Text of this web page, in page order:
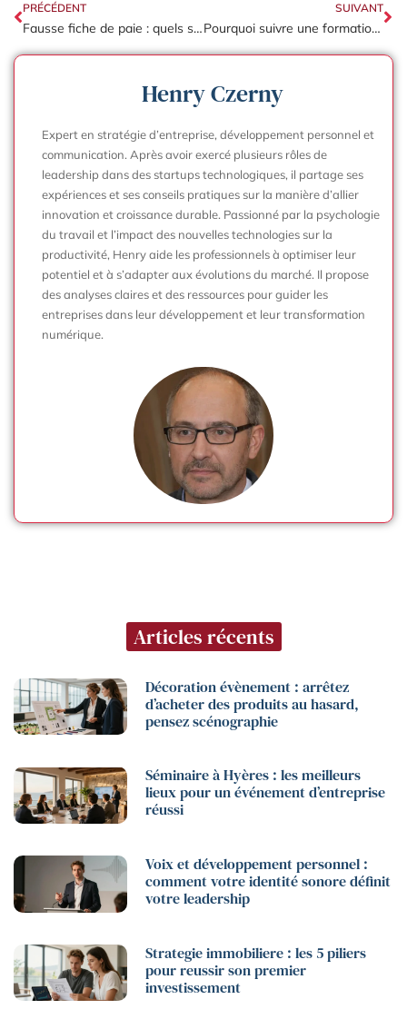
PRÉCÉDENT
Fausse fiche de paie : quels sont les risques juridiques pour l’entreprise
SUIVANT
Pourquoi suivre une formation AIPR pour intervenir près des réseaux ?
Henry Czerny
Expert en stratégie d’entreprise, développement personnel et
communication. Après avoir exercé plusieurs rôles de
leadership dans des startups technologiques, il partage ses
expériences et ses conseils pratiques sur la manière d’allier
innovation et croissance durable. Passionné par la psychologie
du travail et l’impact des nouvelles technologies sur la
productivité, Henry aide les professionnels à optimiser leur
potentiel et à s’adapter aux évolutions du marché. Il propose
des analyses claires et des ressources pour guider les
entreprises dans leur développement et leur transformation
numérique.
Articles récents
Décoration évènement : arrêtez
d’acheter des produits au hasard,
pensez scénographie
Séminaire à Hyères : les meilleurs
lieux pour un événement d’entreprise
réussi
Voix et développement personnel :
comment votre identité sonore définit
votre leadership
Strategie immobiliere : les 5 piliers
pour reussir son premier
investissement